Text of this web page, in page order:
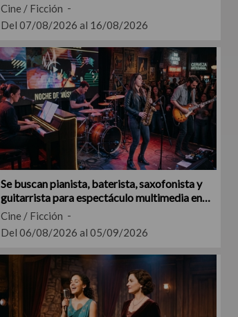
Cine / Ficción
Del 07/08/2026 al 16/08/2026
Se buscan pianista, baterista, saxofonista y
guitarrista para espectáculo multimedia en
CABA
Cine / Ficción
Del 06/08/2026 al 05/09/2026